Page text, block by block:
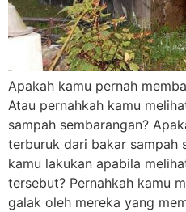
Apakah kamu pernah
Atau pernahkah kamu
sampah sembarangan?
terburuk dari bakar sampah
kamu lakukan apabila
tersebut? Pernahkah kamu
galak oleh mereka yang